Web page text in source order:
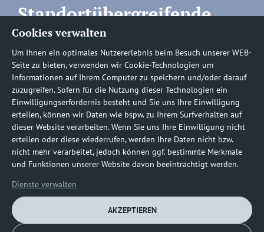
Cookies verwalten
Um Ihnen ein optimales Nutzererlebnis beim Besuch unserer WEB-
Seite zu bieten, verwenden wir Cookie-Technologien um
Informationen auf Ihrem Computer zu speichern und/oder darauf
zuzugreifen. Sofern für die Nutzung dieser Technologien ein
Einwilligungserfordernis besteht und Sie uns Ihre Einwilligung
erteilen, können wir Daten wie bspw. zu Ihrem Surfverhalten auf
dieser Website verarbeiten. Wenn Sie uns Ihre Einwilligung nicht
erteilen oder diese wiederrufen, werden Ihre Daten nicht bzw.
nicht mehr verarbeitet, jedoch können ggf. bestimmte Merkmale
und Funktionen unserer Website davon beeinträchtigt werden.
Dienste verwalten
AKZEPTIEREN
Standortübergreifende
Rufnummern
Befundauskünfte/
Nachforderungen
0800 1219100-10